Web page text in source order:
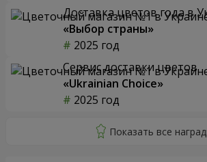
Доставка цветов года в
«Выбор страны»
2025 год
Сервис доставки цветов
«Ukrainian Choice»
2025 год